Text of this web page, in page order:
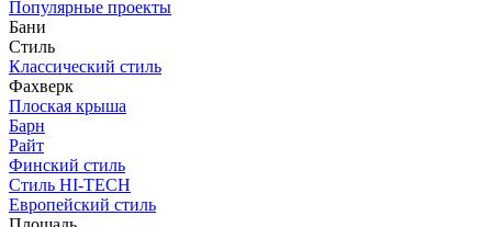
Популярные проекты
Бани
Стиль
Классический стиль
Фахверк
Плоская крыша
Барн
Райт
Финский стиль
Стиль HI-TECH
Европейский стиль